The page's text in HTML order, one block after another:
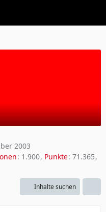
2003
1.900 Punkte 71.365
Inhalte suchen